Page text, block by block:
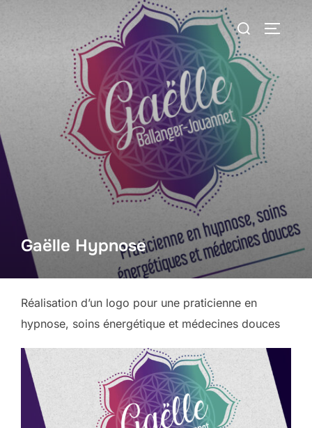
Rechercher :
Gaëlle Hypnose
Réalisation d’un logo pour une praticienne en
hypnose, soins énergétique et médecines douces